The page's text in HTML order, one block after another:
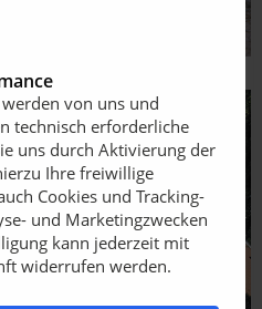
von uns und
technisch erforderliche
uns durch Aktivierung der
Ihre freiwillige
Cookies und Tracking-
und Marketingzwecken
kann jederzeit mit
widerrufen werden.